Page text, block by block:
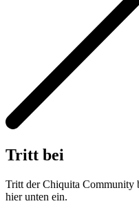
Tritt bei
Tritt der Chiquita Community
hier unten ein.